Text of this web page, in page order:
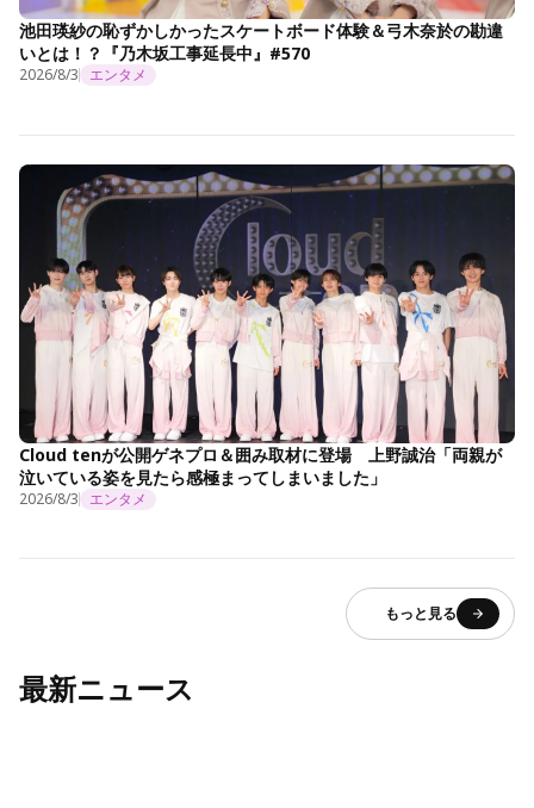
池田瑛紗の恥ずかしかったスケートボード体験＆弓木奈於の勘違
いとは！？『乃木坂工事延長中』#570
2026/8/3 エンタメ
Cloud tenが公開ゲネプロ＆囲み取材に登場 上野誠治「両親が
泣いている姿を見たら感極まってしまいました」
2026/8/3 エンタメ
もっと見る
最新ニュース